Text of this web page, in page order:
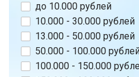
до 10.000 рублей
10.000 - 30.000 рублей
13.000 - 50.000 рублей
50.000 - 100.000
100.000 - 150.000